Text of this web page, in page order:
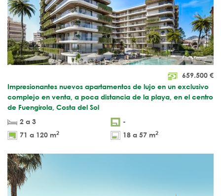
659.500 €
Impresionantes nuevos apartamentos de lujo en un exclusivo
complejo en venta, a poca distancia de la playa, en el centro
de Fuengirola, Costa del Sol
2 a 3
-
71 a 120 m2 18 a 57 m2